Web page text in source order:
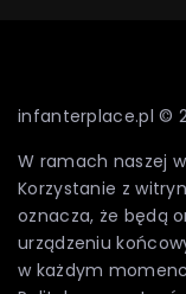
infanterplace.pl ©
W ramach naszej
Korzystanie z
oznacza, że będą
urządzeniu
w każdym